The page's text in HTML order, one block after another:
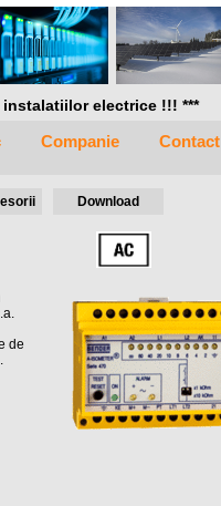
instalatiilor electrice !!! ***
Companie Contact
Download
de